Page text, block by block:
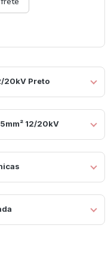
20kV Preto
12/20kV